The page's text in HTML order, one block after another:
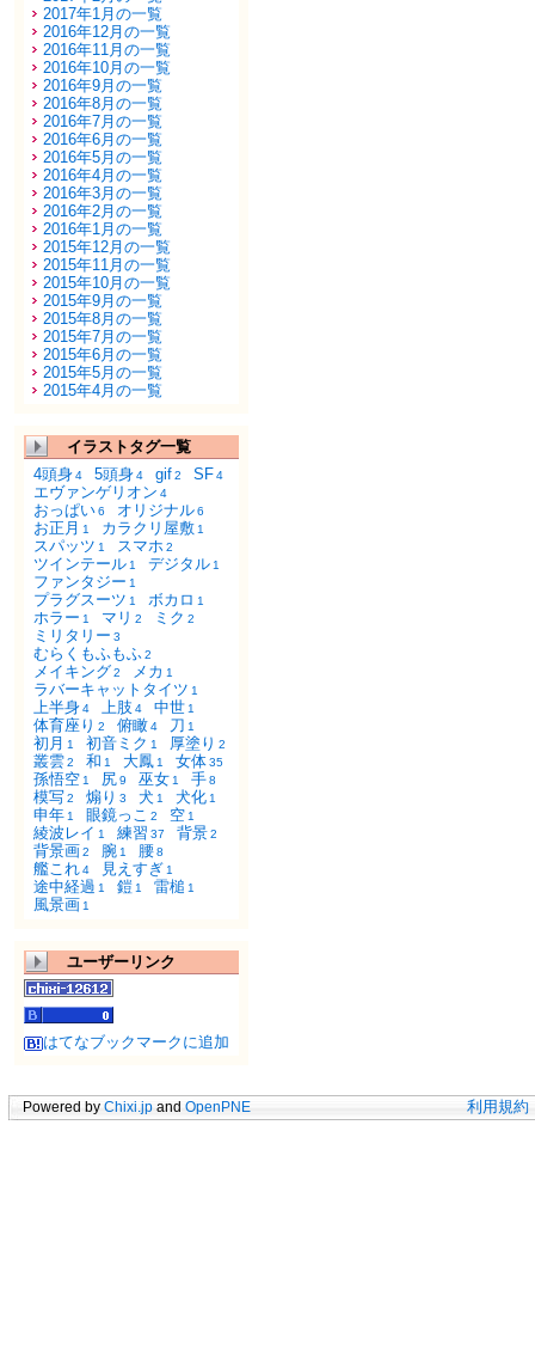
2017年1月の一覧
2016年12月の一覧
2016年11月の一覧
2016年10月の一覧
2016年9月の一覧
2016年8月の一覧
2016年7月の一覧
2016年6月の一覧
2016年5月の一覧
2016年4月の一覧
2016年3月の一覧
2016年2月の一覧
2016年1月の一覧
2015年12月の一覧
2015年11月の一覧
2015年10月の一覧
2015年9月の一覧
2015年8月の一覧
2015年7月の一覧
2015年6月の一覧
2015年5月の一覧
2015年4月の一覧
イラストタグ一覧
4頭身4 5頭身4 gif2 SF4
エヴァンゲリオン 4
おっぱい6 オリジナル6
お正月 1 カラクリ屋敷 1
スパッツ 1 スマホ 2
ツインテール 1 デジタル 1
ファンタジー 1
プラグスーツ 1 ボカロ 1
ホラー 1 マリ 2 ミク 2
ミリタリー 3
むらくもふもふ2
メイキング2 メカ 1
ラバーキャットタイツ 1
上半身4 上肢 4 中世 1
体育座り 2 俯瞰4 刀 1
初月 1 初音ミク 1 厚塗り 2
叢雲2 和 1 大鳳 1 女体35
孫悟空 1 尻9 巫女 1 手8
模写2 煽り 3 犬 1 犬化 1
申年 1 眼鏡っこ 2 空 1
綾波レイ 1 練習 37 背景2
背景画2 腕 1 腰8
艦これ4 見えすぎ 1
途中経過 1 鎧 1 雷槌 1
風景画 1
ユーザーリンク
はてなブックマークに追加
Powered by Chixi.jp and OpenPNE 利用規約